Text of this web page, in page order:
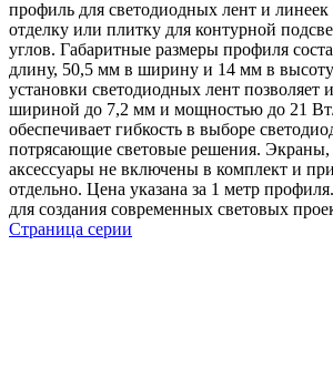
профиль для светодиодных лент и
отделку или плитку для контурной
углов. Габаритные размеры профиля
длину, 50,5 мм в ширину и 14 мм в
установки светодиодных лент позволяет
шириной до 7,2 мм и мощностью до 21
обеспечивает гибкость в выборе
потрясающие световые решения. Экраны,
аксессуары не включены в комплект и
отдельно. Цена указана за 1 метр
для создания современных световых
Страница серии